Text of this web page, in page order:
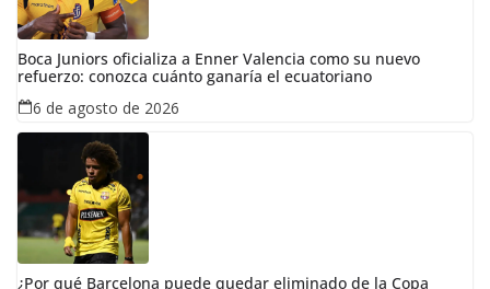
Boca Juniors oficializa a Enner Valencia como su nuevo
refuerzo: conozca cuánto ganaría el ecuatoriano
6 de agosto de 2026
¿Por qué Barcelona puede quedar eliminado de la Copa